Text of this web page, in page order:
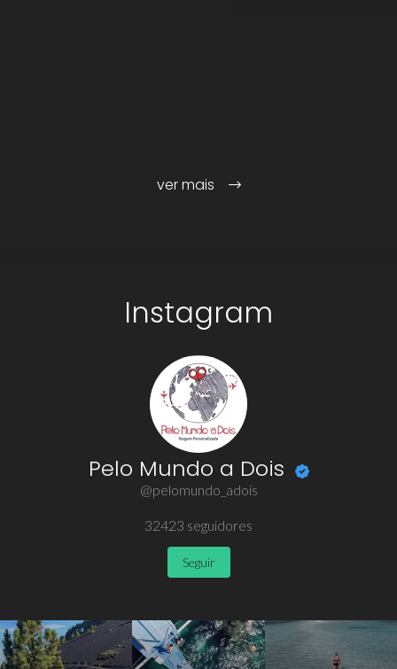
ver mais
Instagram
Pelo Mundo a Dois
@pelomundo_adois
32423 seguidores
Seguir